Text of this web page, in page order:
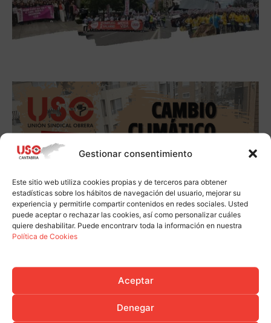
Gestionar consentimiento
Este sitio web utiliza cookies propias y de terceros para obtener
estadísticas sobre los hábitos de navegación del usuario, mejorar su
experiencia y permitirle compartir contenidos en redes sociales. Usted
puede aceptar o rechazar las cookies, así como personalizar cuáles
quiere deshabilitar. Puede encontrarv toda la información en nuestra
Política de Cookies
Aceptar
Denegar